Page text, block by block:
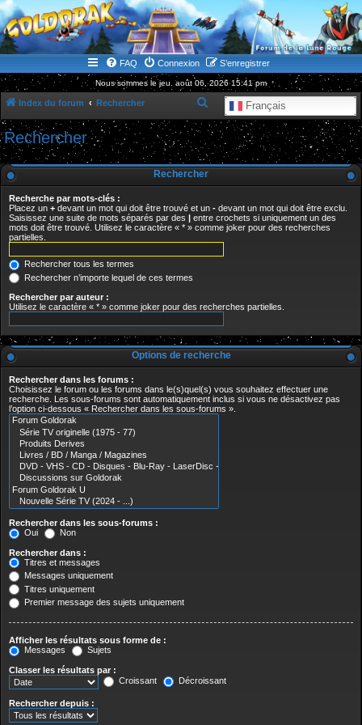
WWW.GOLDORAKGO.COM
le site de la Lune Rouge
FAQ Connexion S’enregistrer
Nous sommes le jeu. août 06, 2026 15:41 pm
Index du forum Rechercher Français
e
c
h
c
e
Rechercher
Rechercher
Recherche par mots-clés :
Placez un + devant un mot qui doit être trouvé et un - devant un mot qui doit être exclu.
Saisissez une suite de mots séparés par des | entre crochets si uniquement un des
mots doit être trouvé. Utilisez le caractère « * » comme joker pour des recherches
partielles.
Rechercher tous les termes
Rechercher n’importe lequel de ces termes
Rechercher par auteur :
Utilisez le caractère « * » comme joker pour des recherches partielles.
Options de recherche
Rechercher dans les forums :
Choisissez le forum ou les forums dans le(s)quel(s) vous souhaitez effectuer une
recherche. Les sous-forums sont automatiquement inclus si vous ne désactivez pas
l’option ci-dessous « Rechercher dans les sous-forums ».
Rechercher dans les sous-forums :
Oui
Non
Rechercher dans :
Titres et messages
Messages uniquement
Titres uniquement
Premier message des sujets uniquement
Afficher les résultats sous forme de :
Messages
Sujets
Classer les résultats par :
Croissant
Décroissant
Rechercher depuis :